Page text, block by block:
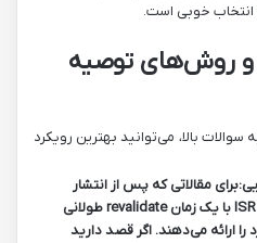
و روش‌های توصیه
بالا، می‌توانید بهترین رویکرد
برای مقالاتی که پس از انتشار
تغییرات کمی دارند، SSG یا ISR با یک زمان revalidate طولانی
را ارائه می‌دهند. اگر قصد دارید